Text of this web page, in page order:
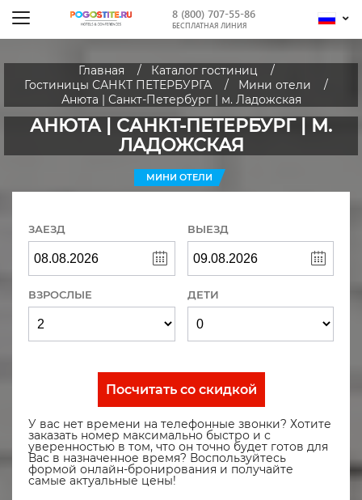
8 (800) 707-55-86
БЕСПЛАТНАЯ ЛИНИЯ
Главная
Каталог гостиниц
Гостиницы САНКТ ПЕТЕРБУРГА
Мини отели
Анюта | Санкт-Петербург | м. Ладожская
АНЮТА | САНКТ-ПЕТЕРБУРГ | М.
ЛАДОЖСКАЯ
МИНИ ОТЕЛИ
ЗАЕЗД ВЫЕЗД
ВЗРОСЛЫЕ ДЕТИ
Посчитать со скидкой
У вас нет времени на телефонные звонки? Хотите
заказать номер максимально быстро и с
уверенностью в том, что он точно будет готов для
Вас в назначенное время? Воспользуйтесь
формой онлайн-бронирования и получайте
самые актуальные цены!